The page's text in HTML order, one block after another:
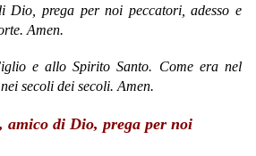
Dio, prega per noi peccatori, adesso e
Amen.
e allo Spirito Santo. Come era nel
secoli dei secoli. Amen.
amico di Dio, prega per noi